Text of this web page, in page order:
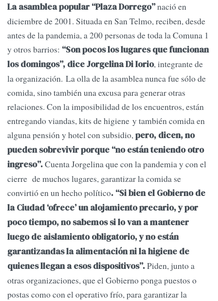
La asamblea popular “Plaza Dorrego”nació en
diciembre de 2001. Situada en San Telmo, reciben, desde
antes de la pandemia, a 200 personas de toda la Comuna 1
y otros barrios: “Son pocos los lugares que funcionan
los domingos”, dice Jorgelina Di Iorio, integrante de
la organización. La olla de la asamblea nunca fue sólo de
comida, sino también una excusa para generar otras
relaciones. Con la imposibilidad de los encuentros, están
entregando viandas, kits de higiene y también comida en
alguna pensión y hotel con subsidio,pero, dicen, no
pueden sobrevivir porque “no están teniendo otro
ingreso”.Cuenta Jorgelina que con la pandemia y con el
cierre de muchos lugares, garantizar la comida se
convirtió en un hecho político. “Si bien el Gobierno de
la Ciudad ‘ofrece’ un alojamiento precario, y por
poco tiempo, no sabemos si lo van a mantener
luego de aislamiento obligatorio, y no están
garantizandas la alimentación ni la higiene de
quienes llegan a esos dispositivos”.Piden, junto a
otras organizaciones, que el Gobierno ponga puestos o
postas como con el operativo frío, para garantizar la